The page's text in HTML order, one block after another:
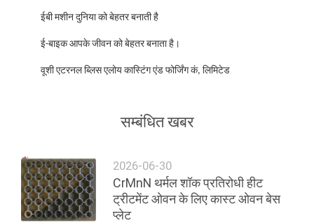
ईबी मशीन दुनिया को बेहतर बनाती है
ई-बाइक आपके जीवन को बेहतर बनाता है।
वूशी एटरनल ब्लिस एलोय कास्टिंग एंड फोर्जिंग कं, लिमिटेड
सम्बंधित खबर
2026-06-30
CrMnN थर्मल शॉक प्रतिरोधी हीट
ट्रीटमेंट ओवन के लिए कास्ट ओवन बेस
प्लेट